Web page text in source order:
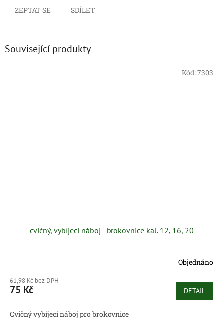
ZEPTAT SE SDÍLET
Související produkty
cvičný, vybíjecí náboj - brokovnice kal. 12, 16, 20
Objednáno
61,98 Kč bez DPH
75 Kč DETAIL
Cvičný vybíjecí náboj pro brokovnice
Kód:7303